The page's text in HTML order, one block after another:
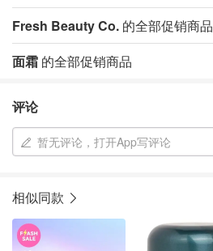
Fresh Beauty Co. 的全部促销商品
面霜 的全部促销商品
评论
暂无评论，打开App写评论
相似同款